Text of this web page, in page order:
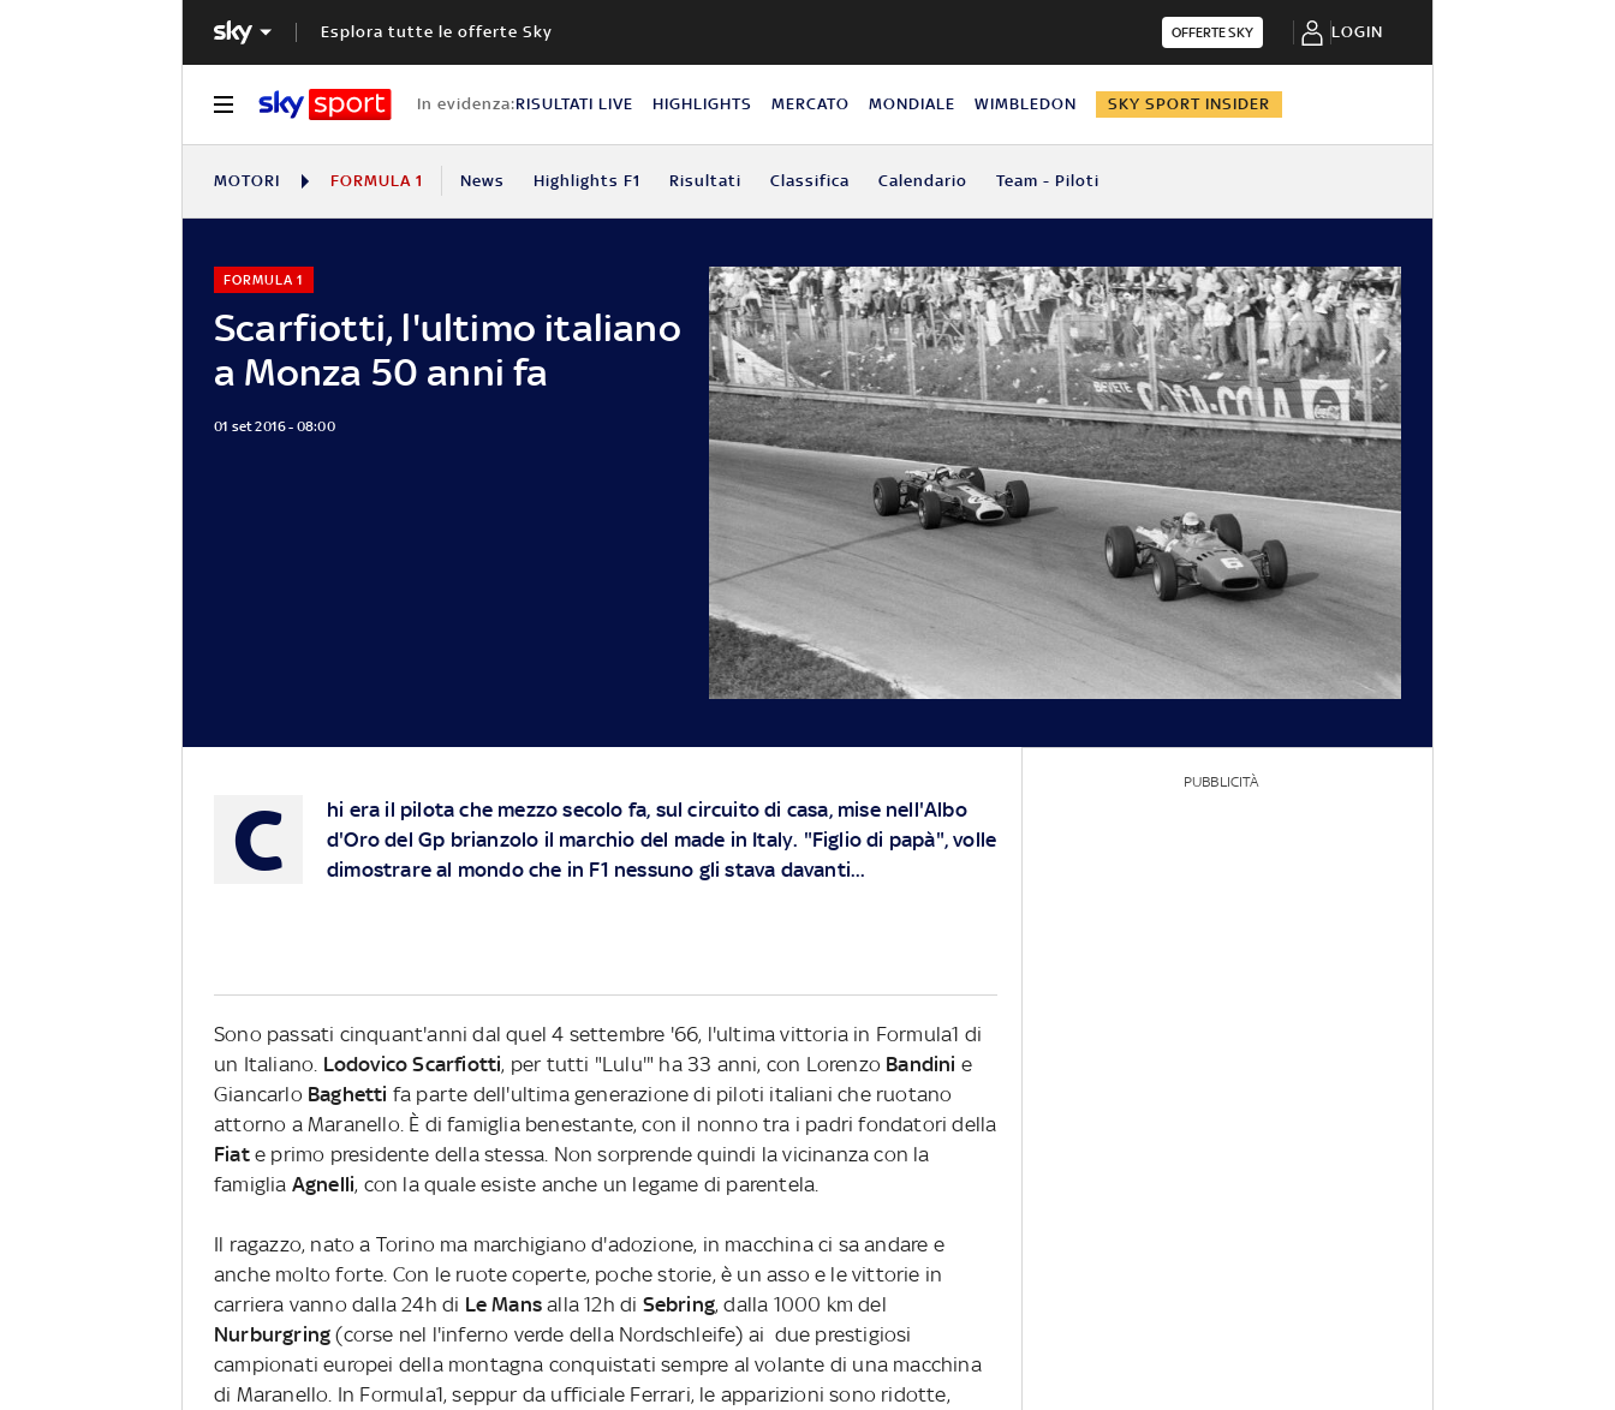
Esplora tutte le offerte Sky OFFERTE SKY LOGIN
In evidenza:RISULTATI LIVE HIGHLIGHTS MERCATO MONDIALE WIMBLEDON SKY SPORT INSIDER
MOTORI FORMULA 1 News Highlights F1 Risultati Classifica Calendario Team - Piloti
Scarfiotti, l'ultimo italiano
a Monza 50 anni fa
FORMULA 1
01 set 2016 - 08:00
C
hi era il pilota che mezzo secolo fa, sul circuito di casa, mise nell'Albo
d'Oro del Gp brianzolo il marchio del made in Italy. "Figlio di papà", volle
dimostrare al mondo che in F1 nessuno gli stava davanti...
Sono passati cinquant'anni dal quel 4 settembre '66, l'ultima vittoria in Formula1 di
un Italiano. Lodovico Scarfiotti, per tutti "Lulu'" ha 33 anni, con Lorenzo Bandini e
Giancarlo Baghetti fa parte dell'ultima generazione di piloti italiani che ruotano
attorno a Maranello. È di famiglia benestante, con il nonno tra i padri fondatori della
Fiat e primo presidente della stessa. Non sorprende quindi la vicinanza con la
famiglia Agnelli, con la quale esiste anche un legame di parentela.
Il ragazzo, nato a Torino ma marchigiano d'adozione, in macchina ci sa andare e
anche molto forte. Con le ruote coperte, poche storie, è un asso e le vittorie in
carriera vanno dalla 24h di Le Mansalla 12h di Sebring, dalla 1000 km del
Nurburgring(corse nel l'inferno verde della Nordschleife) ai due prestigiosi
campionati europei della montagna conquistati sempre al volante di una macchina
di Maranello. In Formula1, seppur da ufficiale Ferrari, le apparizioni sono ridotte,
PUBBLICITÀ